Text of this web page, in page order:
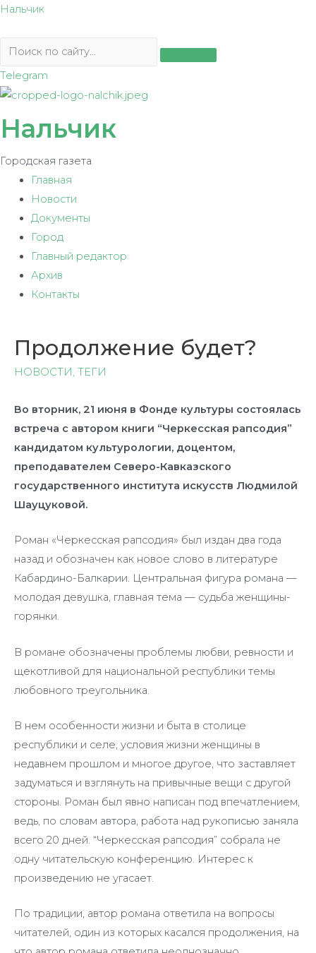
Перейти
содержимому
Нальчик
Telegram
Нальчик
Городская газета
Главная
Новости
Документы
Город
Главный редактор
Архив
Контакты
Продолжение будет?
НОВОСТИ, ТЕГИ
Во вторник, 21 июня в Фонде культуры состоялась
встреча с автором книги “Черкесская рапсодия”
кандидатом культурологии, доцентом,
преподавателем Северо-Кавказского
государственного института искусств Людмилой
Шауцуковой.
Роман «Черкесская рапсодия» был издан два года
назад и обозначен как новое слово в литературе
Кабардино-Балкарии. Центральная фигура романа —
молодая девушка, главная тема — судьба женщины-
горянки.
В романе обозначены проблемы любви, ревности и
щекотливой для национальной республики темы
любовного треугольника.
В нем особенности жизни и быта в столице
республики и селе, условия жизни женщины в
недавнем прошлом и многое другое, что заставляет
задуматься и взглянуть на привычные вещи с другой
стороны. Роман был явно написан под впечатлением,
ведь, по словам автора, работа над рукописью заняла
всего 20 дней. “Черкесская рапсодия” собрала не
одну читательскую конференцию. Интерес к
произведению не угасает.
По традиции, автор романа ответила на вопросы
читателей, один из которых касался продолжения, на